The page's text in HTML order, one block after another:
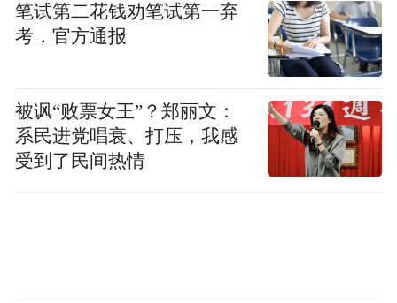
聚，持续以优质营商环境护航企业发展，以
重大项目建设赋能产业跃升，持续培育新质
生产力，奋力书写区域高质量发展的新答
卷。
凤凰网广东发自东莞
笔试第二花钱劝笔试第一弃
考，官方通报
被讽“败票女王”？郑丽文：
系民进党唱衰、打压，我感
受到了民间热情